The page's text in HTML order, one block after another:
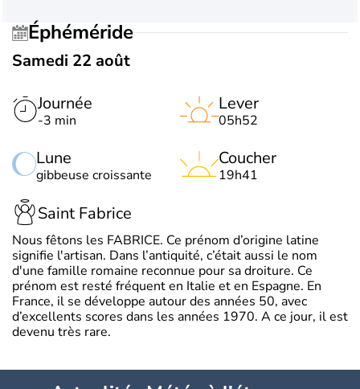
Éphéméride
Samedi 22 août
Journée
-3 min
Lune
gibbeuse croissante
Lever
05h52
Coucher
19h41
Saint Fabrice
Nous fêtons les FABRICE. Ce prénom d’origine latine
signifie l'artisan. Dans l’antiquité, c’était aussi le nom
d'une famille romaine reconnue pour sa droiture. Ce
prénom est resté fréquent en Italie et en Espagne. En
France, il se développe autour des années 50, avec
d’excellents scores dans les années 1970. A ce jour, il est
devenu très rare.